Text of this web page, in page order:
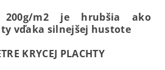
200g/m2 je hrubšia ako
vďaka silnejšej hustote
KRYCEJ PLACHTY